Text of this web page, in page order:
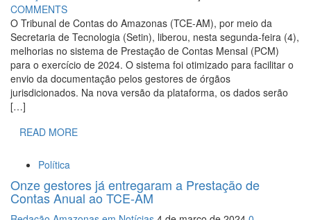
COMMENTS
O Tribunal de Contas do Amazonas (TCE-AM), por meio da
Secretaria de Tecnologia (Setin), liberou, nesta segunda-feira (4),
melhorias no sistema de Prestação de Contas Mensal (PCM)
para o exercício de 2024. O sistema foi otimizado para facilitar o
envio da documentação pelos gestores de órgãos
jurisdicionados. Na nova versão da plataforma, os dados serão
[…]
READ MORE
Política
Onze gestores já entregaram a Prestação de
Contas Anual ao TCE-AM